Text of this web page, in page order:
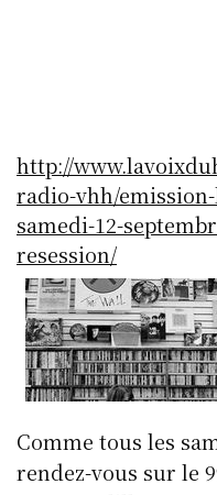
http://
radio-vhh/
samedi-12-
resession/
Comme tous les
rendez-vous sur le